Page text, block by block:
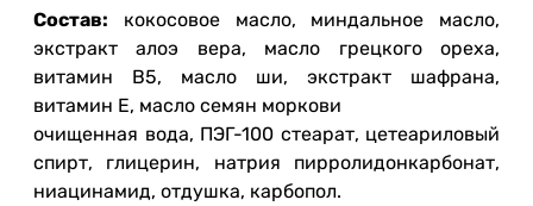
Состав: кокосовое масло, миндальное масло,
экстракт алоэ вера, масло грецкого ореха,
витамин В5, масло ши, экстракт шафрана,
витамин Е, масло семян моркови
очищенная вода, ПЭГ-100 стеарат, цетеариловый
спирт, глицерин, натрия пирролидонкарбонат,
ниацинамид, отдушка, карбопол.